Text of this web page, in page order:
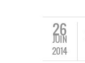
26
JUIN
2014